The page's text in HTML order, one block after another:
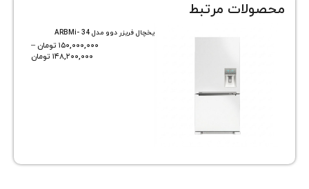
مرتبط
یخچال فریزر دوو مدل ARBMi- 34
تومان –
تومان